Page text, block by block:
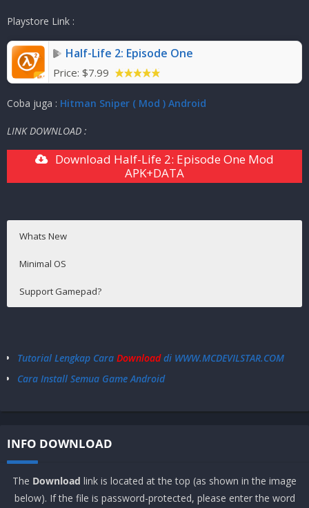
Playstore Link :
Half-Life 2: Episode One
Price: $7.99
Coba juga : Hitman Sniper ( Mod ) Android
LINK DOWNLOAD :
Download Half-Life 2: Episode One Mod
APK+DATA
Whats New
Minimal OS
Support Gamepad?
Tutorial Lengkap Cara Downloaddi WWW.MCDEVILSTAR.COM
Cara Install Semua Game Android
INFO DOWNLOAD
The Download link is located at the top (as shown in the image
below). If the file is password-protected, please enter the word